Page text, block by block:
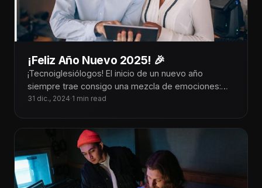
¡Feliz Año Nuevo 2025! 🎉
¡Tecnoiglesiólogos! El inicio de un nuevo año
siempre trae consigo una mezcla de emociones:
gratitud por las bendiciones del año
31 dic., 2024·1 min read